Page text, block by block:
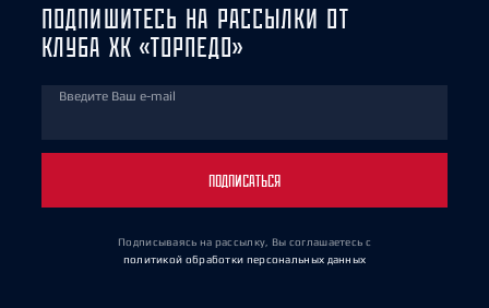
ПОДПИШИТЕСЬ НА РАССЫЛКИ ОТ
КЛУБА ХК «ТОРПЕДО»
Введите Ваш e-mail
ПОДПИСАТЬСЯ
Подписываясь на рассылку, Вы соглашаетесь с
политикой обработки персональных данных